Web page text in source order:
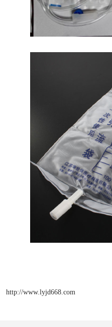
http://www.lyjd668.com